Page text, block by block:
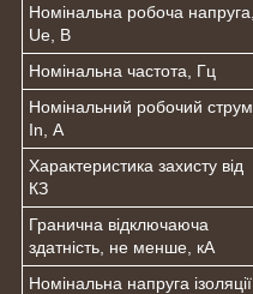
Номінальна робоча напруга,
Uе, В
Номінальна частота, Гц
Номінальний робочий струм,
In, А
Характеристика захисту від
КЗ
Гранична відключаюча
здатність, не менше, кА
Номінальна напруга ізоляції,